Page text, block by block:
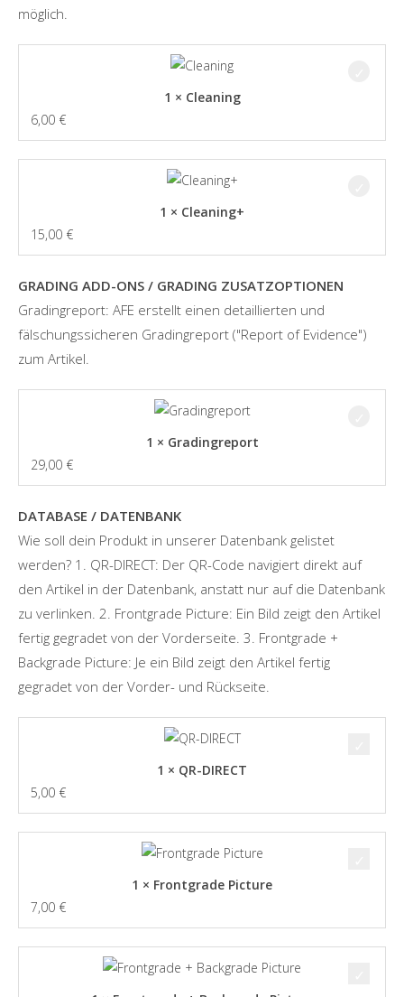
möglich.
1 × Cleaning
6,00 €
1 × Cleaning+
15,00 €
GRADING ADD-ONS / GRADING ZUSATZOPTIONEN
Gradingreport: AFE erstellt einen detaillierten und
fälschungssicheren Gradingreport ("Report of Evidence")
zum Artikel.
1 × Gradingreport
29,00 €
DATABASE / DATENBANK
Wie soll dein Produkt in unserer Datenbank gelistet
werden? 1. QR-DIRECT: Der QR-Code navigiert direkt auf
den Artikel in der Datenbank, anstatt nur auf die Datenbank
zu verlinken. 2. Frontgrade Picture: Ein Bild zeigt den Artikel
fertig gegradet von der Vorderseite. 3. Frontgrade +
Backgrade Picture: Je ein Bild zeigt den Artikel fertig
gegradet von der Vorder- und Rückseite.
1 × QR-DIRECT
5,00 €
1 × Frontgrade Picture
7,00 €